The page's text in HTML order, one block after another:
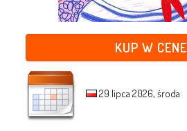
KUP W
29 lipca 2026, środa